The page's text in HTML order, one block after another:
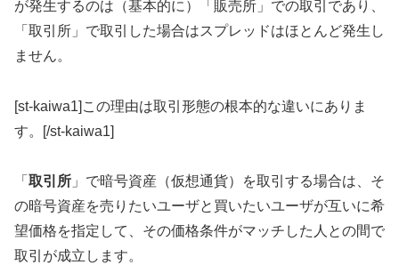
が発生するのは（基本的に）「販売所」での取引であり、
「取引所」で取引した場合はスプレッドはほとんど発生し
ません。
[st-kaiwa1]この理由は取引形態の根本的な違いにありま
す。[/st-kaiwa1]
「 取引所 」で暗号資産（仮想通貨）を取引する場合は、そ
の暗号資産を売りたいユーザと買いたいユーザが互いに希
望価格を指定して、その価格条件がマッチした人との間で
取引が成立します。